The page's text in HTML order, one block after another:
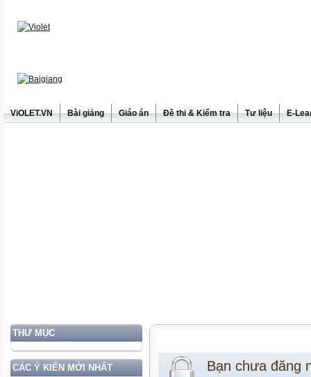
ViOLET.VN Bài giảng Giáo án Đề thi & Kiểm tra Tư liệu E-
THƯ MỤC
CÁC Ý KIẾN MỚI NHẤT Bạn chưa đăng